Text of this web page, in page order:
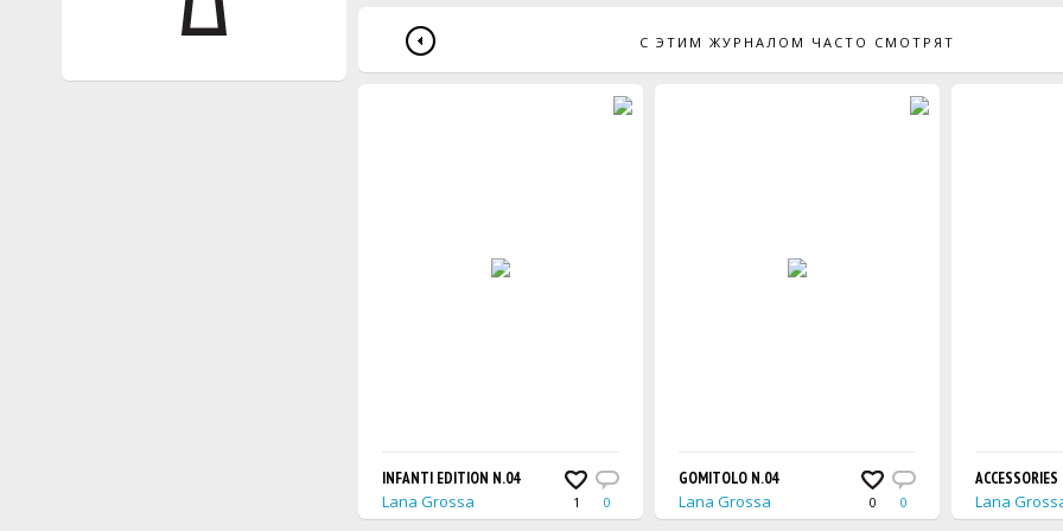
С ЭТИМ ЖУРНАЛОМ ЧАСТО СМОТРЯТ
1 0
INFANTI EDITION N.04
Lana Grossa 0 0
GOMITOLO N.04
Lana Grossa Lana